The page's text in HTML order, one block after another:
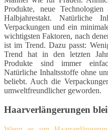
Produkte, neue
Halbjahrestakt. Natürliche
Verpackungen und ein
wichtigsten Faktoren, nach
ist im Trend. Dazu passt:
Trend hat in den letzten
Produkte sind immer
Natürliche Inhaltsstoffe ohne
beliebt. Auch die
umweltfreundlicher geworden.
Haarverlängerungen